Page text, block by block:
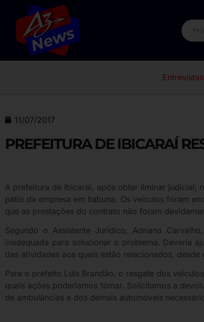
Entrevistas
11/07/2017
PREFEITURA DE IBICARAÍ
A prefeitura de Ibicaraí, após obter liminar judicial,
pátio da empresa em Itabuna. Os veículos foram
que as prestações do contrato não foram
Segundo o Assistente Jurídico, Adriano
inadequada para solucionar o problema. Deveria
das atividades aos quais estão relacionados,
Para o prefeito Lula Brandão, o resgate dos
quais ações poderíamos tomar. Solicitamos a
de ambulâncias e dos demais automóveis